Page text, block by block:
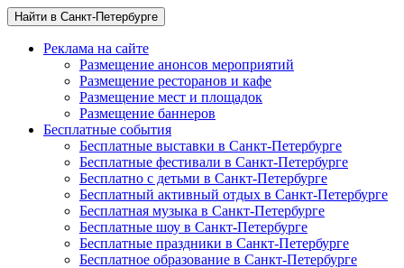
Найти в Санкт-Петербурге
Реклама на сайте
Размещение анонсов мероприятий
Размещение ресторанов и кафе
Размещение мест и площадок
Размещение баннеров
Бесплатные события
Бесплатные выставки в Санкт-Петербурге
Бесплатные фестивали в Санкт-Петербурге
Бесплатно с детьми в Санкт-Петербурге
Бесплатный активный отдых в Санкт-Петербурге
Бесплатная музыка в Санкт-Петербурге
Бесплатные шоу в Санкт-Петербурге
Бесплатные праздники в Санкт-Петербурге
Бесплатное образование в Санкт-Петербурге